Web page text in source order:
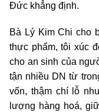
Đức khẳng định.
Bà Lý Kim Chi cho
thực phẩm, tôi xúc
cho an sinh của
tận nhiều DN từ
vốn, thậm chí lỗ
lượng hàng hoá,